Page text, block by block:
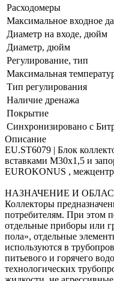
Расходомеры
Максимальное входное
Диаметр на входе, дюйм
Диаметр, дюйм
Регулирование, тип
Максимальная
Тип регулирования
Наличие дренажа
Покрытие
Синхронизировано с
Описание
EU.ST6079 | Блок
вставками M30x1,5 и
EUROKONUS ,
НАЗНАЧЕНИЕ И
Коллекторы
потребителям. При этом
отдельные приборы или
пола», отдельные
используются в
питьевого и горячего
технологических